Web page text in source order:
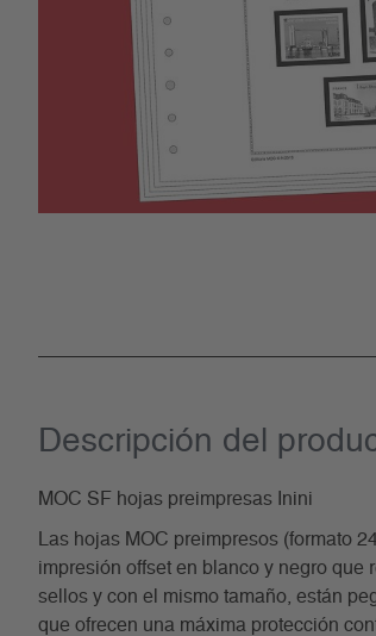
Descripción del
MOC SF hojas preimpresas Inini
Las hojas MOC preimpresos (formato
impresión offset en blanco y negro
sellos y con el mismo tamaño, están
que ofrecen una máxima protección